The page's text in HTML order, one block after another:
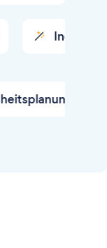
Individuelle